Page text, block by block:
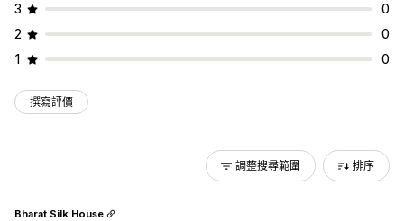
3
0
2
0
1
0
撰寫評價
調整搜尋範圍 排序
Bharat Silk House